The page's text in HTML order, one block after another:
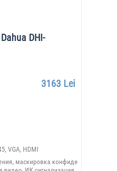
DHI-
3163 Lei
VGA, HDMI
маскировка конфиде